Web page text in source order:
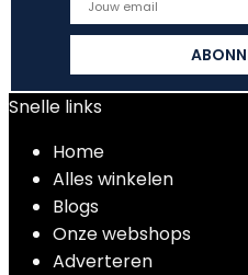
Snelle links
Home
Alles winkelen
Blogs
Onze webshops
Adverteren